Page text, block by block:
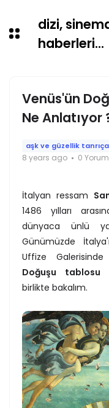
dizi,
haberleri...
Venüs'ün
Ne Anlatıyor
aşk ve güzellik
8 years ago
0
İtalyan ressam
1486 yılları
dünyaca ünlü
Günümüzde
Uffize
Doğuşu tablosu
birlikte bakalım.